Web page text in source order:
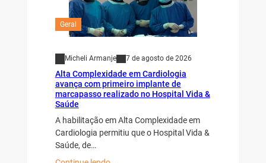
Geral
Micheli Armanje 7 de agosto de 2026
Alta Complexidade em Cardiologia
avança com primeiro implante de
marcapasso realizado no Hospital Vida &
Saúde
A habilitação em Alta Complexidade em
Cardiologia permitiu que o Hospital Vida &
Saúde, de…